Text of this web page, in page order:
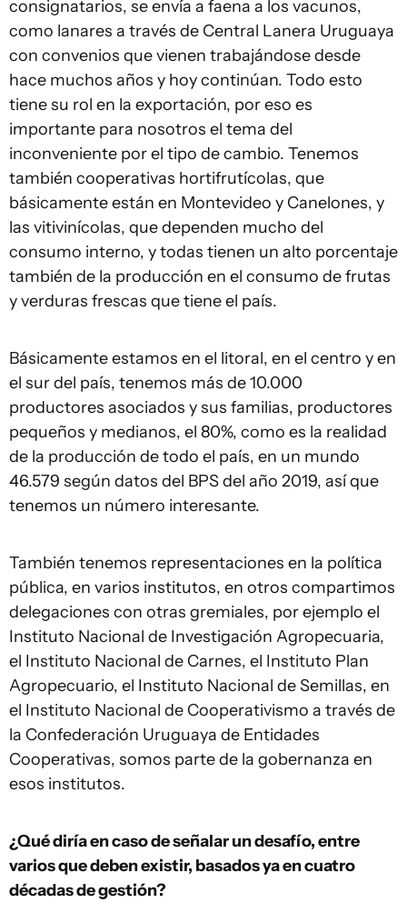
consignatarios, se envía a faena a los vacunos,
como lanares a través de Central Lanera Uruguaya
con convenios que vienen trabajándose desde
hace muchos años y hoy continúan. Todo esto
tiene su rol en la exportación, por eso es
importante para nosotros el tema del
inconveniente por el tipo de cambio. Tenemos
también cooperativas hortifrutícolas, que
básicamente están en Montevideo y Canelones, y
las vitivinícolas, que dependen mucho del
consumo interno, y todas tienen un alto porcentaje
también de la producción en el consumo de frutas
y verduras frescas que tiene el país.
Básicamente estamos en el litoral, en el centro y en
el sur del país, tenemos más de 10.000
productores asociados y sus familias, productores
pequeños y medianos, el 80%, como es la realidad
de la producción de todo el país, en un mundo
46.579 según datos del BPS del año 2019, así que
tenemos un número interesante.
También tenemos representaciones en la política
pública, en varios institutos, en otros compartimos
delegaciones con otras gremiales, por ejemplo el
Instituto Nacional de Investigación Agropecuaria,
el Instituto Nacional de Carnes, el Instituto Plan
Agropecuario, el Instituto Nacional de Semillas, en
el Instituto Nacional de Cooperativismo a través de
la Confederación Uruguaya de Entidades
Cooperativas, somos parte de la gobernanza en
esos institutos.
¿Qué diría en caso de señalar un desafío, entre
varios que deben existir, basados ya en cuatro
décadas de gestión?